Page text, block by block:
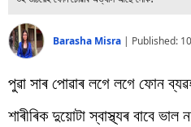
Barasha Misra | Published:
পুৱা সাৰ পোৱাৰ লগে লগে ফোন
শাৰীৰিক দুয়োটা স্বাস্থ্যৰ বাবে